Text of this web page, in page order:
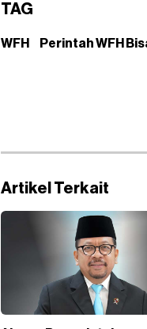
TAG
WFH Perintah WFH
Artikel Terkait